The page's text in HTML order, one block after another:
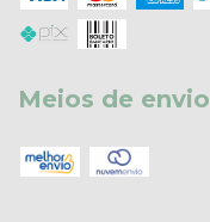
Meios de envio